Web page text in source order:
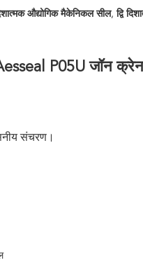
औद्योगिक मैकेनिकल सील,द्वि
P05U जॉन
संचरण।